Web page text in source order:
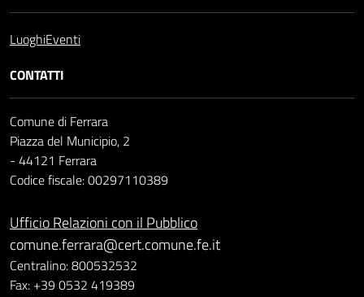
LuoghiEventi
CONTATTI
Comune di Ferrara
Piazza del Municipio, 2
- 44121 Ferrara
Codice fiscale: 00297110389
Ufficio Relazioni con il Pubblico
comune.ferrara@cert.comune.fe.it
Centralino: 800532532
Fax: +39 0532 419389